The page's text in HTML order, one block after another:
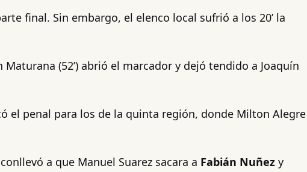
final. Sin embargo, el elenco local sufrió a los 20’ la
(52’) abrió el marcador y dejó tendido a Joaquín
el penal para los de la quinta región, donde Milton Alegre
a que Manuel Suarez sacara a Fabián Nuñez y